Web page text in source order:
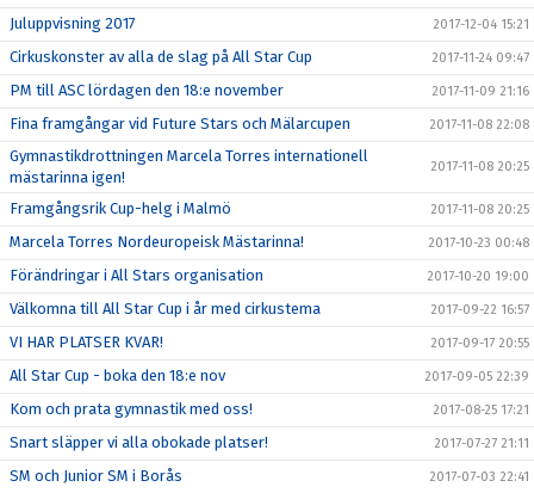
Juluppvisning 2017 2017-12-04 15:21
Cirkuskonster av alla de slag på All Star Cup 2017-11-24 09:47
PM till ASC lördagen den 18:e november 2017-11-09 21:16
Fina framgångar vid Future Stars och Mälarcupen 2017-11-08 22:08
Gymnastikdrottningen Marcela Torres internationell
mästarinna igen!
2017-11-08 20:25
Framgångsrik Cup-helg i Malmö 2017-11-08 20:25
Marcela Torres Nordeuropeisk Mästarinna! 2017-10-23 00:48
Förändringar i All Stars organisation 2017-10-20 19:00
Välkomna till All Star Cup i år med cirkustema 2017-09-22 16:57
VI HAR PLATSER KVAR! 2017-09-17 20:55
All Star Cup - boka den 18:e nov 2017-09-05 22:39
Kom och prata gymnastik med oss! 2017-08-25 17:21
Snart släpper vi alla obokade platser! 2017-07-27 21:11
SM och Junior SM i Borås 2017-07-03 22:41